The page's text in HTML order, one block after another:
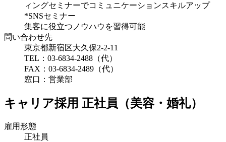
ィングセミナーでコミュニケーションスキルアップ
*SNSセミナー
集客に役立つノウハウを習得可能
問い合わせ先
東京都新宿区大久保2-2-11
TEL：03-6834-2488（代）
FAX：03-6834-2489（代）
窓口：営業部
キャリア採用 正社員（美容・婚礼）
雇用形態
正社員